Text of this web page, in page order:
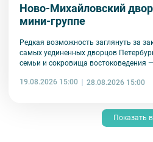
Ново-Михайловский
мини-группе
Редкая возможность заглянуть за
самых уединенных дворцов
семьи и сокровища востоковедения
19.08.2026 15:00 28.08.2026 15:00
Показать